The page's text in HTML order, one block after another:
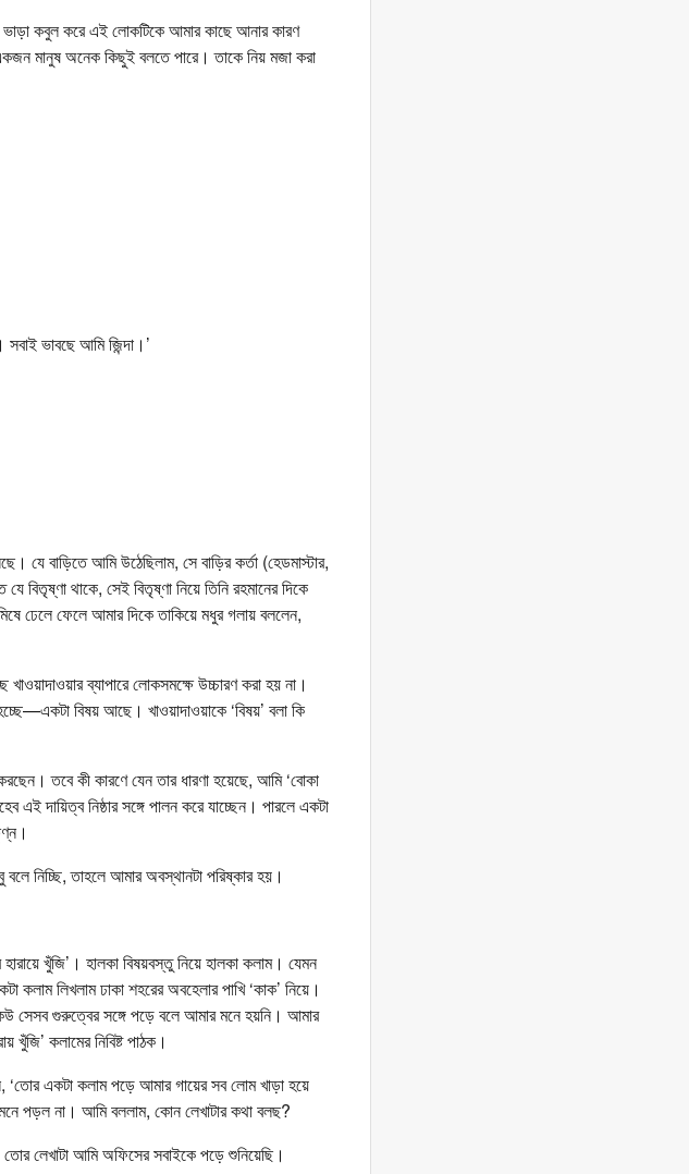
ভাড়া কবুল করে এই লোকটিকে আমার কাছে আনার কারণ
মানুষ অনেক কিছুই বলতে পারে। তাকে নিয় মজা করা
ভাবছে আমি জিন্দা।’
বাড়িতে আমি উঠেছিলাম, সে বাড়ির কর্তা (হেডমাস্টার,
বিতৃষ্ণা থাকে, সেই বিতৃষ্ণা নিয়ে তিনি রহমানের দিকে
ঢেলে ফেলে আমার দিকে তাকিয়ে মধুর গলায় বললেন,
ব্যাপারে লোকসমক্ষে উচ্চারণ করা হয় না।
বিষয় আছে। খাওয়াদাওয়াকে ‘বিষয়’ বলা কি
তবে কী কারণে যেন তার ধারণা হয়েছে, আমি ‘বোকা
এই দায়িত্ব নিষ্ঠার সঙ্গে পালন করে যাচ্ছেন। পারলে একটা
নিচ্ছি, তাহলে আমার অবস্থানটা পরিষ্কার হয়।
খুঁজি’। হালকা বিষয়বস্তু নিয়ে হালকা কলাম। যেমন
কলাম লিখলাম ঢাকা শহরের অবহেলার পাখি ‘কাক’ নিয়ে।
সেসব গুরুত্বের সঙ্গে পড়ে বলে আমার মনে হয়নি। আমার
কলামের নিবিষ্ট পাঠক।
একটা কলাম পড়ে আমার গায়ের সব লোম খাড়া হয়ে
পড়ল না। আমি বললাম, কোন লেখাটার কথা বলছ?
লেখাটা আমি অফিসের সবাইকে পড়ে শুনিয়েছি।